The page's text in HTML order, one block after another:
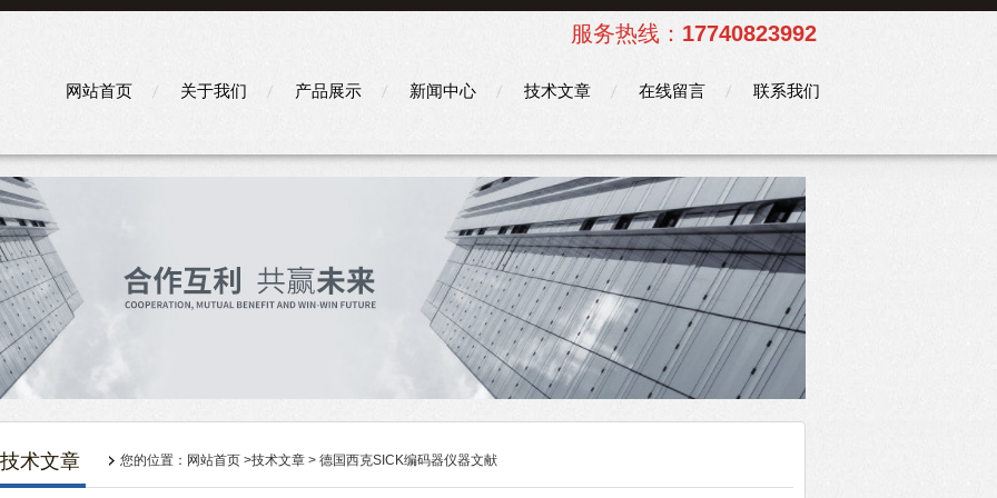
服务热线： 17740823992
网站首页 关于我们 产品展示 新闻中心 技术文章 在线留言 联系我们
技术文章 您的位置： 网站首页 >技术文章 > 德国西克SICK编码器仪器文献